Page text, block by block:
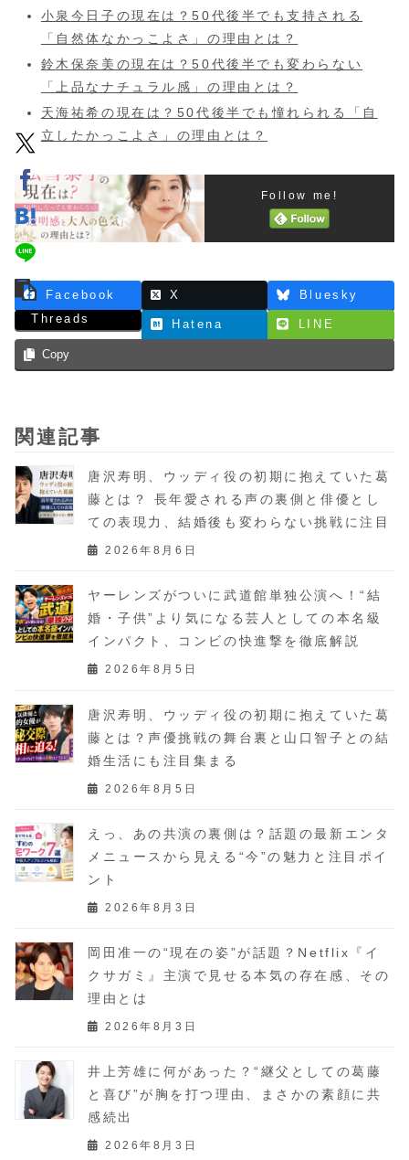
小泉今日子の現在は？50代後半でも支持される
「自然体なかっこよさ」の理由とは？
鈴木保奈美の現在は？50代後半でも変わらない
「上品なナチュラル感」の理由とは？
天海祐希の現在は？50代後半でも憧れられる「自
立したかっこよさ」の理由とは？
Follow me!
Facebook X
Bluesky
Threads
Hatena LINE
Copy
関連記事
唐沢寿明、ウッディ役の初期に抱えていた葛
藤とは？ 長年愛される声の裏側と俳優とし
ての表現力、結婚後も変わらない挑戦に注目
2026年8月6日
ヤーレンズがついに武道館単独公演へ！“結
婚・子供”より気になる芸人としての本名級
インパクト、コンビの快進撃を徹底解説
2026年8月5日
唐沢寿明、ウッディ役の初期に抱えていた葛
藤とは？声優挑戦の舞台裏と山口智子との結
婚生活にも注目集まる
2026年8月5日
えっ、あの共演の裏側は？話題の最新エンタ
メニュースから見える“今”の魅力と注目ポイ
ント
2026年8月3日
岡田准一の“現在の姿”が話題？Netflix『イ
クサガミ』主演で見せる本気の存在感、その
理由とは
2026年8月3日
井上芳雄に何があった？“継父としての葛藤
と喜び”が胸を打つ理由、まさかの素顔に共
感続出
2026年8月3日